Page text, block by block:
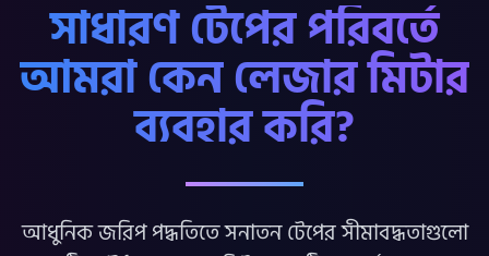
সাধারণ টেপের পরিবর্তে
আমরা কেন লেজার মিটার
ব্যবহার করি?
আধুনিক জরিপ পদ্ধতিতে সনাতন টেপের সীমাবদ্ধতাগুলো